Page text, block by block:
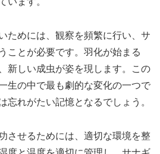
ためには、観察を頻繁に行い、サ
ことが必要です。羽化が始まる
新しい成虫が姿を現します。この
生の中で最も劇的な変化の一つで
忘れがたい記憶となるでしょう。
させるためには、適切な環境を整